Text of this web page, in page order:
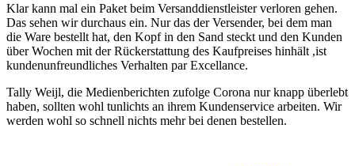
Klar kann mal ein Paket beim Versanddienstleister verloren gehen.
Das sehen wir durchaus ein. Nur das der Versender, bei dem man
die Ware bestellt hat, den Kopf in den Sand steckt und den Kunden
über Wochen mit der Rückerstattung des Kaufpreises hinhält ,ist
kundenunfreundliches Verhalten par Excellance.
Tally Weijl, die Medienberichten zufolge Corona nur knapp überlebt
haben, sollten wohl tunlichts an ihrem Kundenservice arbeiten. Wir
werden wohl so schnell nichts mehr bei denen bestellen.